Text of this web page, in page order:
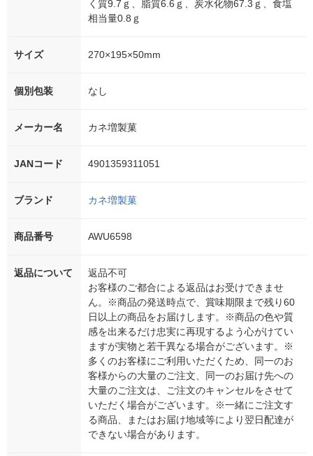
く質9.7ｇ、脂質6.6ｇ、炭水化物67.3ｇ、食塩
相当量0.8ｇ
サイズ 270×195×50mm
個別包装 なし
メーカー名 カネ増製菓
JANコード 4901359311051
ブランド カネ増製菓
商品番号 AWU6598
返品について
返品不可
お客様のご都合による返品はお受けできませ
ん。※商品の発送時点で、賞味期限まで残り60
日以上の商品をお届けします。※商品の色や質
感を出来るだけ忠実に再現するよう心がけてい
ますが実物と若干異なる場合がございます。※
多くのお客様にご利用いただくため、同一のお
客様からの大量のご注文、同一のお届け先への
大量のご注文は、ご注文のキャンセルをさせて
いただく場合がございます。※一緒にご注文す
る商品、またはお届け地域等により翌日配達が
できない場合があります。